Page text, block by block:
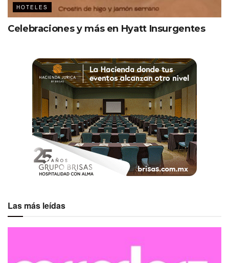
HOTELES
Celebraciones y más en Hyatt Insurgentes
Las más leídas